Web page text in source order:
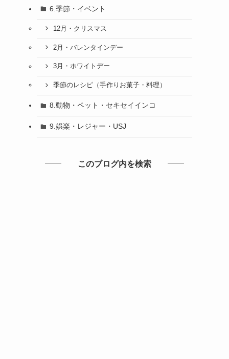
6.季節・イベント
12月・クリスマス
2月・バレンタインデー
3月・ホワイトデー
季節のレシピ（手作りお菓子・料理）
8.動物・ペット・セキセイインコ
9.娯楽・レジャー・USJ
このブログ内を検索